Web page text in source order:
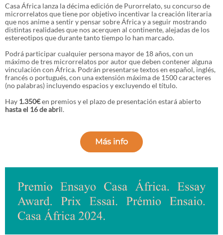
Casa África lanza la décima edición de Purorrelato, su concurso de
microrrelatos que tiene por objetivo incentivar la creación literaria
que nos anime a sentir y pensar sobre África y a seguir mostrando
distintas realidades que nos acerquen al continente, alejadas de los
estereotipos que durante tanto tiempo lo han marcado.
Podrá participar cualquier persona mayor de 18 años, con un
máximo de tres microrrelatos por autor que deben contener alguna
vinculación con África. Podrán presentarse textos en español, inglés,
francés o portugués, con una extensión máxima de 1500 caracteres
(no palabras) incluyendo espacios y excluyendo el título.
Hay 1.350€en premios y el plazo de presentación estará abierto
hasta el 16 de abril.
Más info